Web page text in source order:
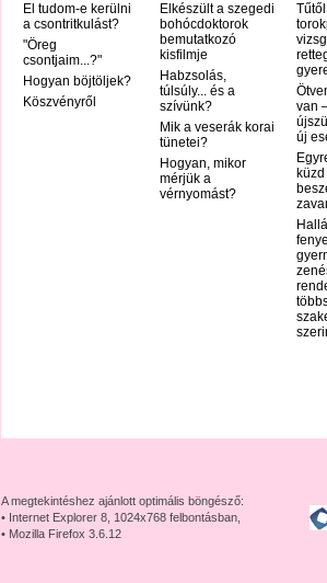
El tudom-e kerülni
a csontritkulást?
"Öreg
csontjaim...?"
Hogyan böjtöljek?
Köszvényről
Elkészült a szegedi
bohócdoktorok
bemutatkozó
kisfilmje
Habzsolás,
túlsúly... és a
szívünk?
Mik a veserák korai
tünetei?
Hogyan, mikor
mérjük a
vérnyomást?
van
új
küzd
A megtekintéshez ajánlott optimális böngésző:
• Internet Explorer 8, 1024x768 felbontásban,
• Mozilla Firefox 3.6.12